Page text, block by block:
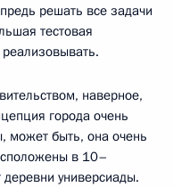
решать все задачи
тестовая
наверное,
города очень
может быть, она очень
в 10–
универсиады.